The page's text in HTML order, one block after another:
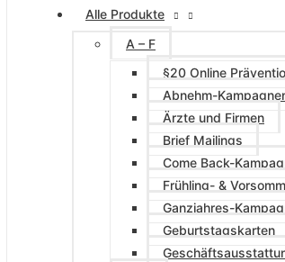
Alle Produkte
A – F
§20 Online
Abnehm-
Ärzte und Firmen
Brief Mailings
Come Back-
Frühling- &
Ganzjahres-
Geburtstagskarten